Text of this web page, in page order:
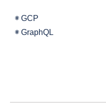
◉ GCP
◉ GraphQL